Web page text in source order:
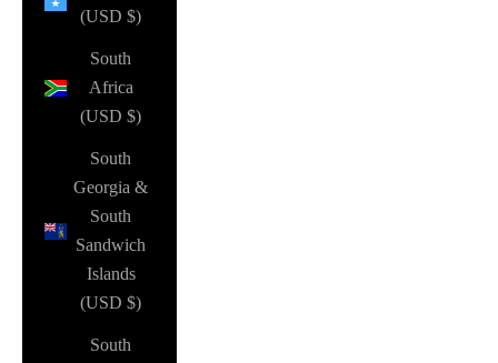
(USD $)
South
Africa
(USD $)
South
Georgia &
South
Sandwich
Islands
(USD $)
South